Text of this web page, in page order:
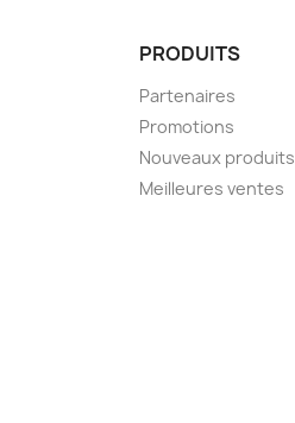
PRODUITS
Partenaires
Promotions
Nouveaux produits
Meilleures ventes